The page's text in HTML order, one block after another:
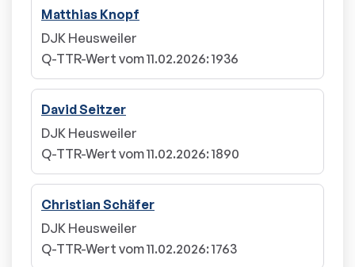
Matthias Knopf
DJK Heusweiler
Q-TTR-Wert vom 11.02.2026: 1936
David Seitzer
DJK Heusweiler
Q-TTR-Wert vom 11.02.2026: 1890
Christian Schäfer
DJK Heusweiler
Q-TTR-Wert vom 11.02.2026: 1763